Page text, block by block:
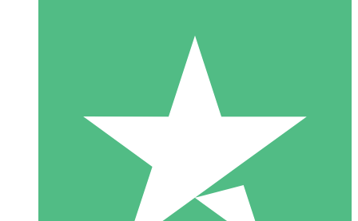
Packs de Crédits Individuels
Payez à l'utilisation avec des crédits de téléchargement. Sans
1 Téléchargement
10 00